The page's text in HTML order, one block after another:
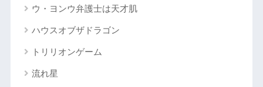
ウ・ヨンウ弁護士は天才肌
ハウスオブザドラゴン
トリリオンゲーム
流れ星